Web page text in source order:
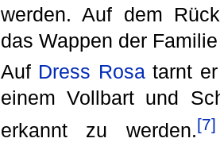
werden. Auf dem
das Wappen der
Auf Dress Rosatarnt er
einem Vollbart und
erkannt zu werden.[7]